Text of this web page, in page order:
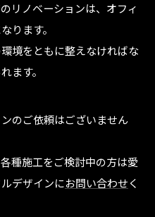
リノベーションは、オフィ
ります。
境をともに整えなければな
ます。
のご依頼はございません
種施工をご検討中の方は愛
デザインにお問い合わせく